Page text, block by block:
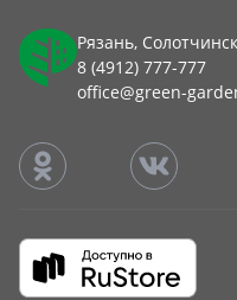
Рязань,
8 (4912) 777-777
office@green-